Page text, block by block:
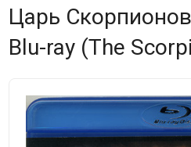
Царь
Blu-ray (The